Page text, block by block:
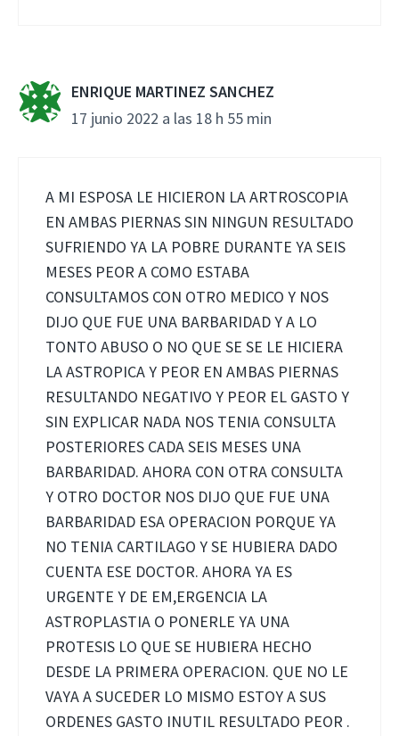
ENRIQUE MARTINEZ SANCHEZ
17 junio 2022 a las 18 h 55 min
A MI ESPOSA LE HICIERON LA ARTROSCOPIA
EN AMBAS PIERNAS SIN NINGUN RESULTADO
SUFRIENDO YA LA POBRE DURANTE YA SEIS
MESES PEOR A COMO ESTABA
CONSULTAMOS CON OTRO MEDICO Y NOS
DIJO QUE FUE UNA BARBARIDAD Y A LO
TONTO ABUSO O NO QUE SE SE LE HICIERA
LA ASTROPICA Y PEOR EN AMBAS PIERNAS
RESULTANDO NEGATIVO Y PEOR EL GASTO Y
SIN EXPLICAR NADA NOS TENIA CONSULTA
POSTERIORES CADA SEIS MESES UNA
BARBARIDAD. AHORA CON OTRA CONSULTA
Y OTRO DOCTOR NOS DIJO QUE FUE UNA
BARBARIDAD ESA OPERACION PORQUE YA
NO TENIA CARTILAGO Y SE HUBIERA DADO
CUENTA ESE DOCTOR. AHORA YA ES
URGENTE Y DE EM,ERGENCIA LA
ASTROPLASTIA O PONERLE YA UNA
PROTESIS LO QUE SE HUBIERA HECHO
DESDE LA PRIMERA OPERACION. QUE NO LE
VAYA A SUCEDER LO MISMO ESTOY A SUS
ORDENES GASTO INUTIL RESULTADO PEOR .